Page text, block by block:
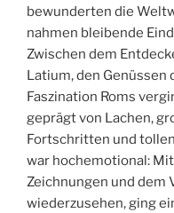
bewunderten die
nahmen bleibende
Zwischen dem
Latium, den
Faszination Roms
geprägt von Lachen,
Fortschritten und
war hochemotional:
Zeichnungen und dem
wiederzusehen, ging